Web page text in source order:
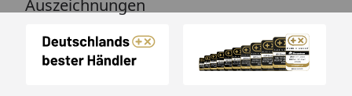
Auszeichnungen